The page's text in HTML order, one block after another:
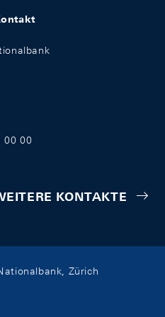
00 00
KONTAKTE
Zürich